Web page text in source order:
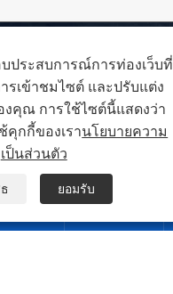

บประสบการณ์การท่องเว็บที่
รเข้าชมไซต์ และปรับแต่ง
งคุณ การใช้ไซต์นี้แสดงว่า
กกี้ของเรานโยบายความ
เป็นส่วนตัว
ยอมรับ